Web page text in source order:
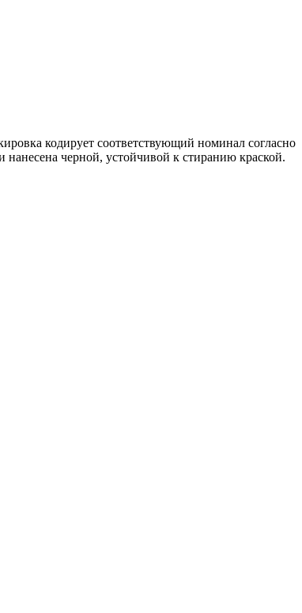
кодирует соответствующий номинал согласно
черной, устойчивой к стиранию краской.